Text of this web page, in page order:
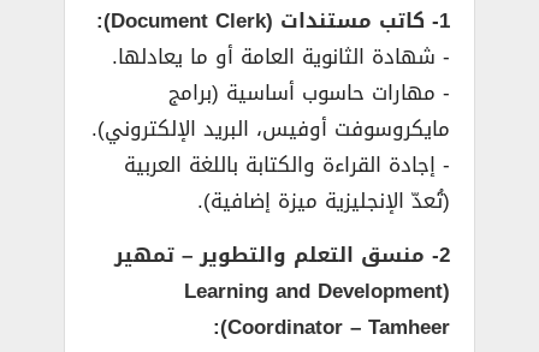
1- كاتب مستندات (Document Clerk):
­- شهادة الثانوية العامة أو ما يعادلها.
­- مهارات حاسوب أساسية (برامج
مايكروسوفت أوفيس، البريد الإلكتروني).
­- إجادة القراءة والكتابة باللغة العربية
(تُعدّ الإنجليزية ميزة إضافية).
2- منسق التعلم والتطوير – تمهير
(Learning and Development
Coordinator – Tamheer):